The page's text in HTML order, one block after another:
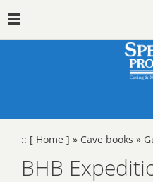
:: [ Home ] » Cave books »
BHB